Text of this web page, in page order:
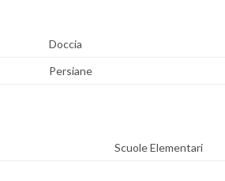
Doccia
Persiane
Scuole Elementari